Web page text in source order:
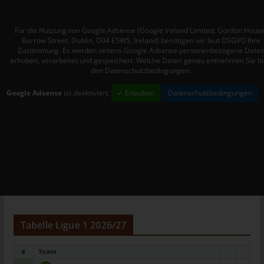
Für die Nutzung von Google Adsense (Google Ireland Limited, Gordon
Barrow Street, Dublin, D04 E5W5, Ireland) benötigen wir laut DSGVO Ihre
Zustimmung. Es werden seitens Google Adsense personenbezogene Daten
erhoben, verarbeitet und gespeichert. Welche Daten genau entnehmen Sie
den Datenschutzbedingungen.
Google Adsense ist deaktiviert. ✓ Erlauben Datenschutzbedingungen
Tabelle Ligue 1 2026/27
# Team
Auftragsverarbeiter ist eine natürliche oder juristische Person,
Behörde, Einrichtung oder andere Stelle, die personenbezogene
Daten im Auftrag des Verantwortlichen verarbeitet.
i) Empfänger
jedoch nicht als Empfänger.
j) Dritter
Dritter ist eine natürliche oder juristische Person, Behörde,
Einrichtung oder andere Stelle außer der betroffenen Person,